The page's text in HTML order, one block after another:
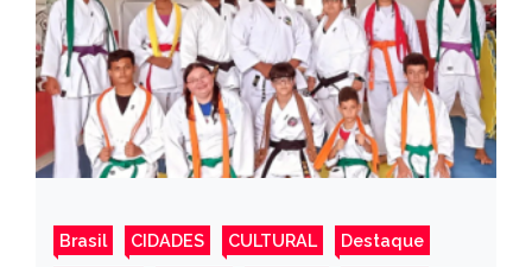
Brasil CIDADES CULTURAL Destaque